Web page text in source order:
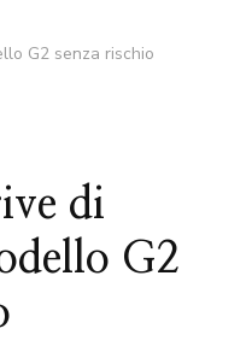
G2 senza rischio
di
G2